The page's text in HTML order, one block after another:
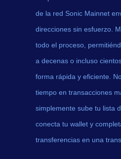
de la red Sonic Mainnet
direcciones sin esfuerzo.
todo el proceso,
a decenas o incluso
forma rápida y eficiente.
tiempo en transacciones
simplemente sube tu lista
conecta tu wallet y
transferencias en una